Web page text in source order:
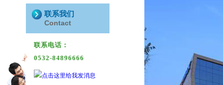
联系我们
Contact
联系电话：
0532-84896666